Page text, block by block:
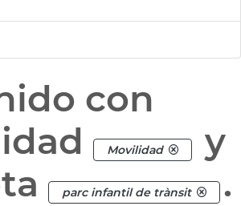
con
Movilidad
y
parc infantil de trànsit .